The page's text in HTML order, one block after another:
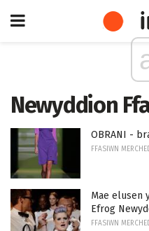
Newyddion
OBRANI -
FFASIWN
Mae elusen
Efrog
FFASIWN